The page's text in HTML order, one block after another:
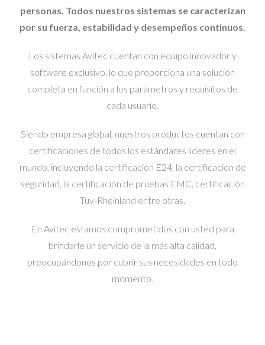
personas. Todos nuestros sistemas se caracterizan
por su fuerza, estabilidad y desempeños continuos.
Los sistemas Avitec cuentan con equipo innovador y
software exclusivo, lo que proporciona una solución
completa en función a los parámetros y requisitos de
cada usuario.
Siendo empresa global, nuestros productos cuentan con
certificaciones de todos los estándares líderes en el
mundo, incluyendo la certificación E24, la certificación de
seguridad, la certificación de pruebas EMC, certificación
Tuv-Rheinland entre otras.
En Avitec estamos comprometidos con usted para
brindarle un servicio de la más alta calidad,
preocupándonos por cubrir sus necesidades en todo
momento.